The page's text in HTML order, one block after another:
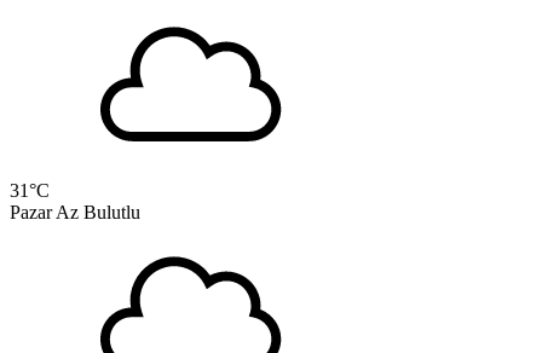
31°C
Pazar Az Bulutlu